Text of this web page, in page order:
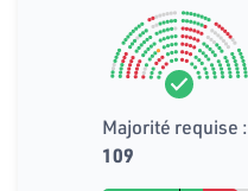
Majorité requise :
109